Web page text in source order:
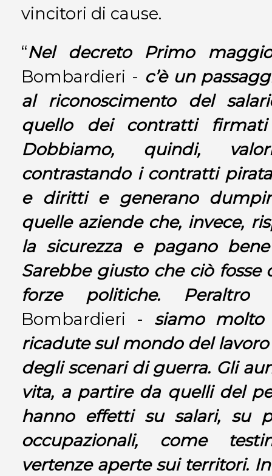
vincitori di cause.
“Nel decreto Primo maggio
Bombardieri - c’è un
al riconoscimento del
quello dei contratti
Dobbiamo, quindi,
contrastando i contratti
e diritti e generano
quelle aziende che, invece,
la sicurezza e pagano
Sarebbe giusto che ciò
forze politiche. Peraltro-
Bombardieri - siamo
ricadute sul mondo del
degli scenari di guerra. Gli
vita, a partire da quelli del
hanno effetti su salari, su
occupazionali, come
vertenze aperte sui territori.